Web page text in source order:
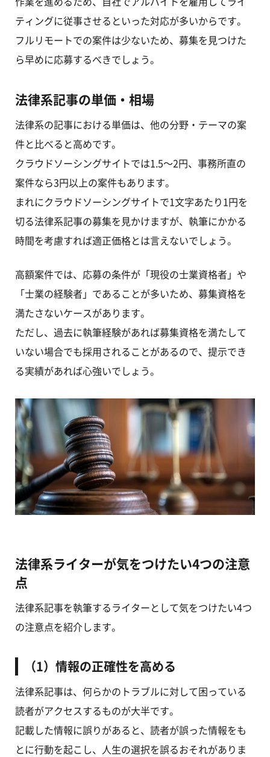
ティングに従事させるといった対応が多いからです。
フルリモートでの案件は少ないため、募集を見つけた
ら早めに応募するべきでしょう。
法律系記事の単価・相場
法律系の記事における単価は、他の分野・テーマの案
件と比べると高めです。
クラウドソーシングサイトでは1.5～2円、事務所直の
案件なら3円以上の案件もあります。
まれにクラウドソーシングサイトで1文字あたり1円を
切る法律系記事の募集を見かけますが、執筆にかかる
時間を考慮すれば適正価格とは言えないでしょう。
高額案件では、応募の条件が「現役の士業資格者」や
「士業の経験者」であることが多いため、募集資格を
満たさないケースがあります。
ただし、過去に執筆経験があれば募集資格を満たして
いない場合でも採用されることがあるので、提示でき
る実績があれば心強いでしょう。
法律系ライターが気をつけたい4つの注意
点
法律系記事を執筆するライターとして気をつけたい4つ
の注意点を紹介します。
（1）情報の正確性を高める
法律系記事は、何らかのトラブルに対して困っている
読者がアクセスするものが大半です。
記載した情報に誤りがあると、読者が誤った情報をも
とに行動を起こし、人生の選択を誤るおそれがありま